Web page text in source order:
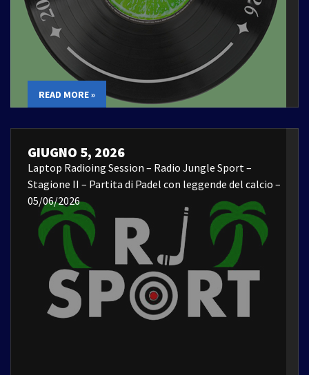
READ MORE »
GIUGNO 5, 2026
Laptop Radioing Session – Radio Jungle Sport –
Stagione II – Partita di Padel con leggende del calcio –
05/06/2026